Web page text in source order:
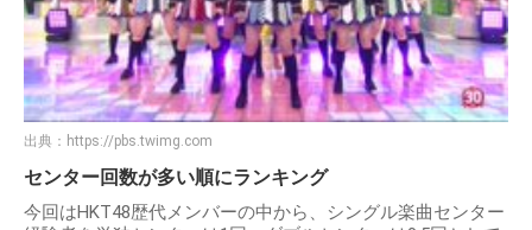
出典： https://pbs.twimg.com
センター回数が多い順にランキング
今回はHKT48歴代メンバーの中から、シングル楽曲センター